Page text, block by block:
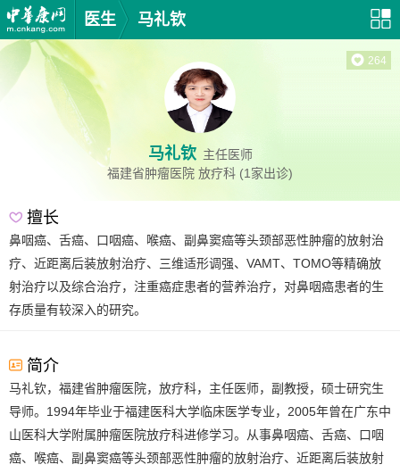
医生 马礼钦
马礼钦 主任医师
福建省肿瘤医院 放疗科 (1家出诊)
264
擅长
鼻咽癌、舌癌、口咽癌、喉癌、副鼻窦癌等头颈部恶性肿瘤的放射治
疗、近距离后装放射治疗、三维适形调强、VAMT、TOMO等精确放
射治疗以及综合治疗，注重癌症患者的营养治疗，对鼻咽癌患者的生
存质量有较深入的研究。
简介
马礼钦，福建省肿瘤医院，放疗科，主任医师，副教授，硕士研究生
导师。1994年毕业于福建医科大学临床医学专业，2005年曾在广东中
山医科大学附属肿瘤医院放疗科进修学习。从事鼻咽癌、舌癌、口咽
癌、喉癌、副鼻窦癌等头颈部恶性肿瘤的放射治疗、近距离后装放射